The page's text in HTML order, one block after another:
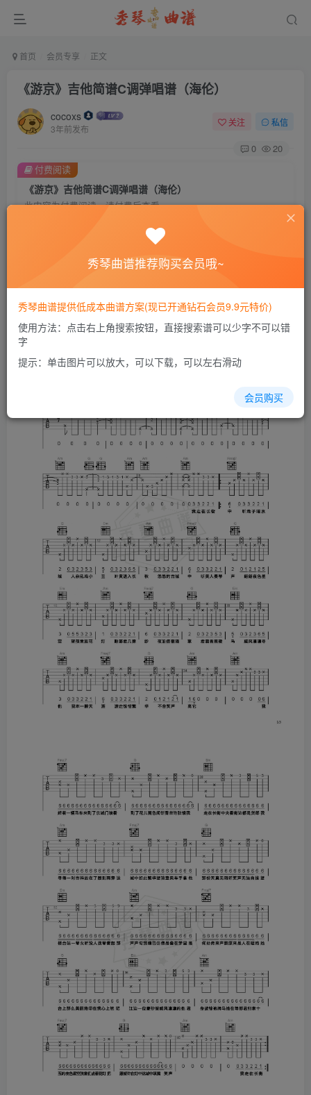
首页 会员专享 正文
《游京》吉他简谱C调弹唱谱（海伦）
cocoxs
3年前发布
关注 私信
0 20
《游京》吉他简谱C调弹唱谱（海伦）
此内容为付费阅读，请付费后查看
会员专属资源
黄金会员免费 钻石会员
开通会员
付费阅读
秀琴曲谱推荐购买会员哦~
秀琴曲谱提供低成本曲谱方案(现已开通钻石会员9.9元特价)
使用方法：点击右上角搜索按钮，直接搜索谱可以少字不可以错
字
提示：单击图片可以放大，可以下载，可以左右滑动
会员购买